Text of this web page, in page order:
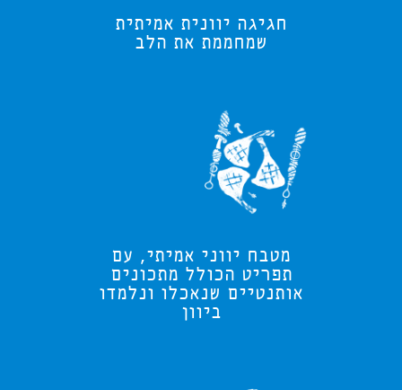
חגיגה יוונית אמיתית
שמחממת את הלב
מטבח יווני אמיתי, עם
תפריט הכולל מתכונים
אותנטיים שנאכלו ונלמדו
ביוון